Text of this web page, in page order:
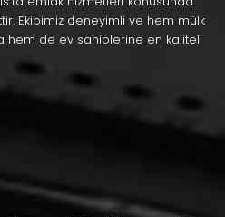
Ekibimiz deneyimli ve hem mülk
hem de ev sahiplerine en kaliteli